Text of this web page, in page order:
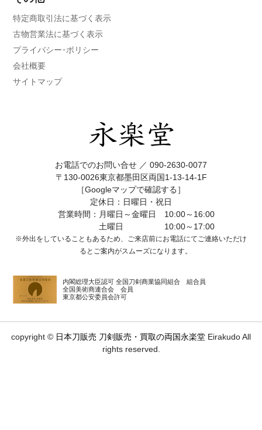
特定商取引法に基づく表示
古物営業法に基づく表示
プライバシー･ポリシー
会社概要
サイトマップ
お電話でのお問い合せ ／ 090-2630-0077
〒130-0026東京都墨田区両国1-13-14-1F
［Googleマップで確認する］
定休日：日曜日・祝日
営業時間：月曜日～金曜日 10:00～16:00
土曜日 10:00～17:00
※外出をしていることもあるため、ご来店前にお電話にてご連絡いただけ
ると ご案内がスムーズになります。
内閣総理大臣認可 全国刀剣商業協同組合 組合員
全国美術商連合会 会員
東京都公安委員会許可
copyright © 日本刀販売 刀剣販売・買取の両国永楽堂 Eirakudo All
rights reserved.